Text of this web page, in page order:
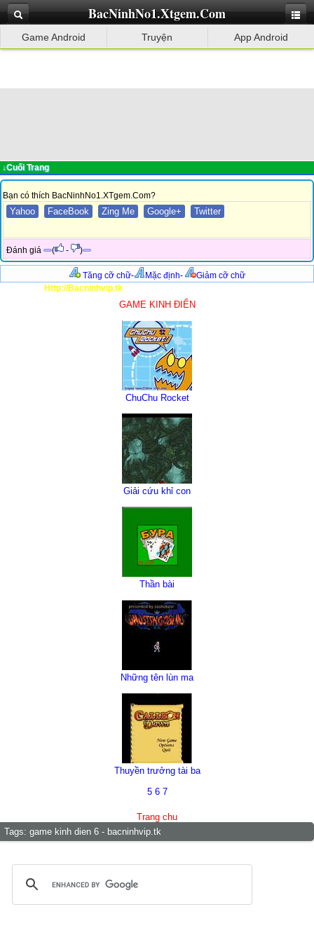
BacNinhNo1.Xtgem.Com
Game Android Truyện App Android
↓Cuối Trang
Bạn có thích BacNinhNo1.XTgem.Com?
Yahoo FaceBook Zing Me Google+ Twitter
Đánh giá ( - )
Tăng cỡ chữ- Mặc định-
Giảm cỡ chữ
Http://Bacninhvip.tk
GAME KINH ĐIỂN
ChuChu Rocket
Giải cứu khỉ con
Thần bài
Những tên lùn ma
Thuyền trưởng tài ba
5 6 7
Trang chu
Tags: game kinh dien 6 - bacninhvip.tk